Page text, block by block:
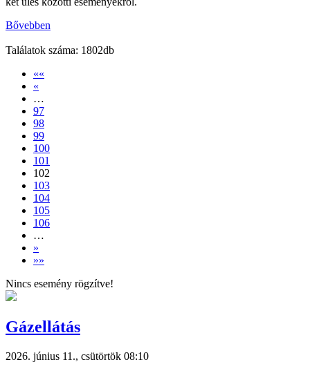
Bővebben
Találatok száma: 1802db
««
«
…
97
98
99
100
101
102
103
104
105
106
…
»
»»
Nincs esemény rögzítve!
Gázellátás
2026. június 11., csütörtök 08:10